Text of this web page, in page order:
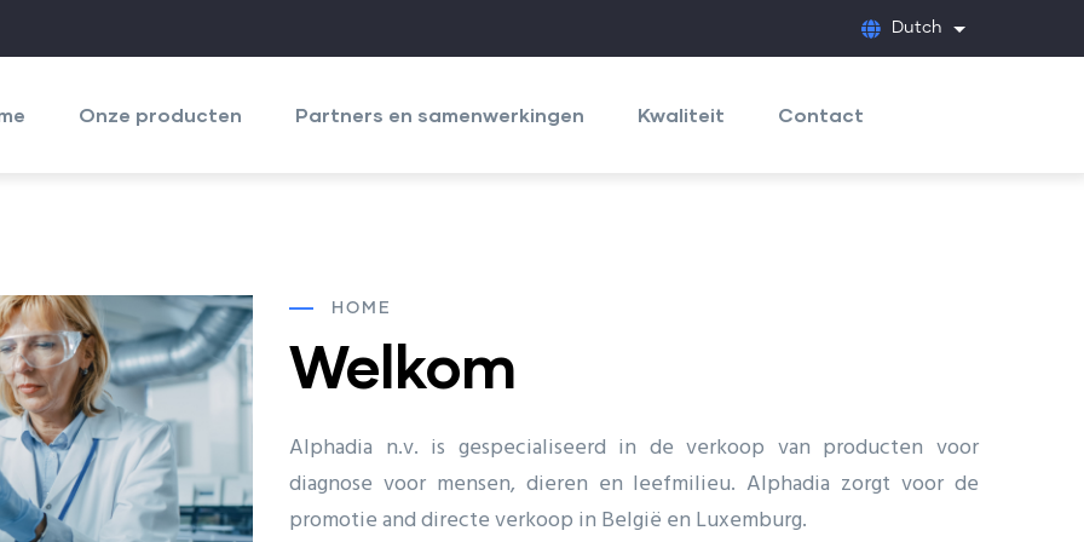
Dutch List additional
Onze producten Partners en samenwerkingen Kwaliteit Contact
HOME
Welkom
Alphadia n.v. is gespecialiseerd in de verkoop van producten voor
diagnose voor mensen, dieren en leefmilieu. Alphadia zorgt voor de
promotie and directe verkoop in België en Luxemburg.